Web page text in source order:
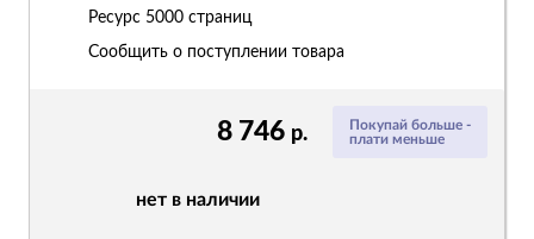
Покупай больше -
плати меньше
8 746 р.
нет в наличии
Ресурс 5000 страниц
Сообщить о поступлении товара